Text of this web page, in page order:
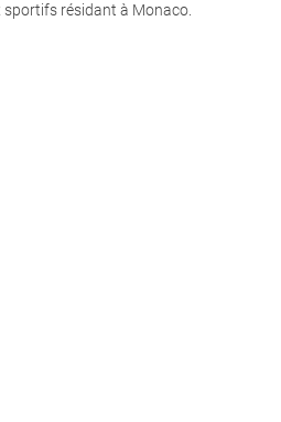
résidant à Monaco.